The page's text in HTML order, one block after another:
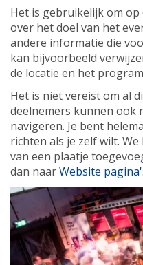
Het is gebruikelijk om
over het doel van het
andere informatie die
kan bijvoorbeeld
de locatie en het
Het is niet vereist om al
deelnemers kunnen ook
navigeren. Je bent
richten als je zelf wilt.
van een plaatje
dan naarWebsite